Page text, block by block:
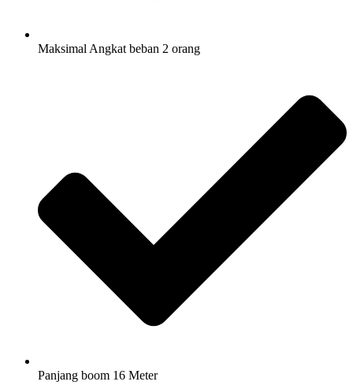
Maksimal Angkat beban 2 orang
Panjang boom 16 Meter